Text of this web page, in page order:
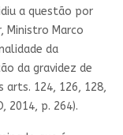
a questão por
Ministro Marco
da
da gravidez de
124, 126, 128,
2014, p. 264).